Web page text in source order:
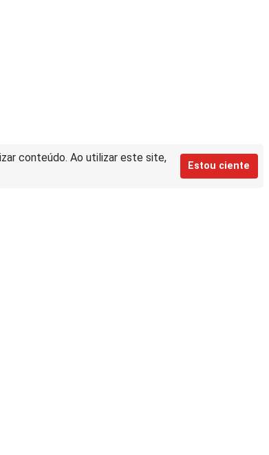
conteúdo. Ao utilizar este site,
Estou ciente